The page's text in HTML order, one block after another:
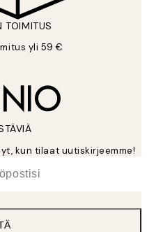
TOIMITUS
yli 59 €
kun tilaat uutiskirjeemme!